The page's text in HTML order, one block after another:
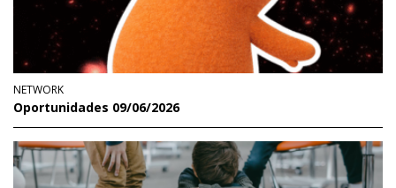
NETWORK
Oportunidades 09/06/2026